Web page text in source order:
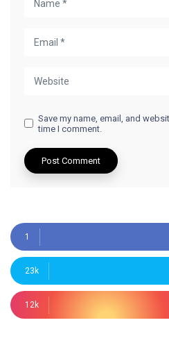
Save my name, email, and
time I comment.
1
23k
12k